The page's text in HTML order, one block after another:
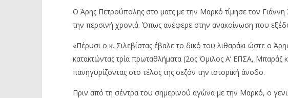
Ο Άρης Πετρούπολης στο ματς με την Μαρκό τίμησε τον
την περσινή χρονιά. Όπως ανέφερε στην ανακοίνωση που
«Πέρυσι ο κ. Σιλεβίστας έβαλε το δικό του λιθαράκι ώστε ο
κατακτώντας τρία πρωταθλήματα (2ος Όμιλος Α’ ΕΠΣΑ,
πανηγυρίζοντας στο τέλος της σεζόν την ιστορική άνοδο.
Πριν από τη σέντρα του σημερινού αγώνα με την Μαρκό, ο